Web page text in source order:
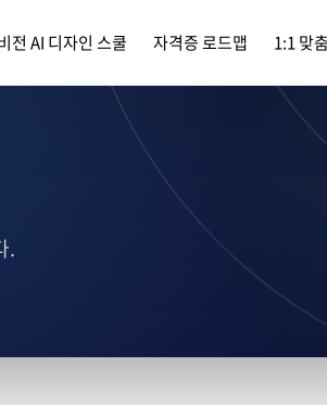
전 AI 디자인 스쿨 자격증 로드맵 1:1 맞
.